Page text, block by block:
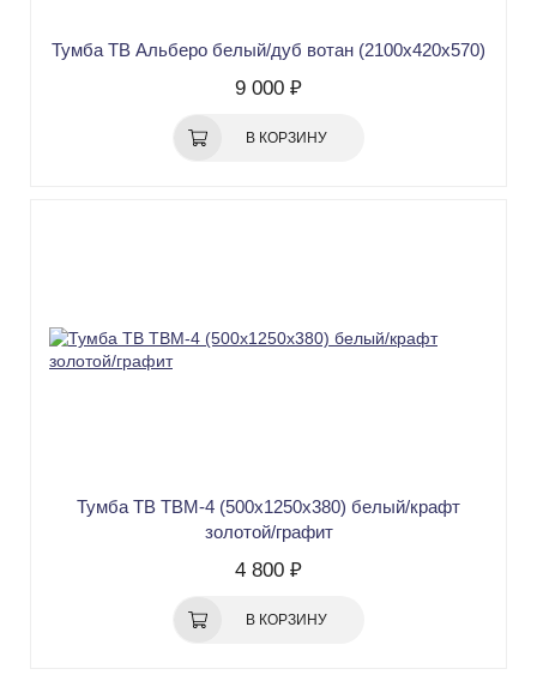
Тумба ТВ Альберо белый/дуб вотан (2100х420х570)
9 000 ₽
В КОРЗИНУ
Тумба ТВ ТВМ-4 (500х1250х380) белый/крафт
золотой/графит
4 800 ₽
В КОРЗИНУ